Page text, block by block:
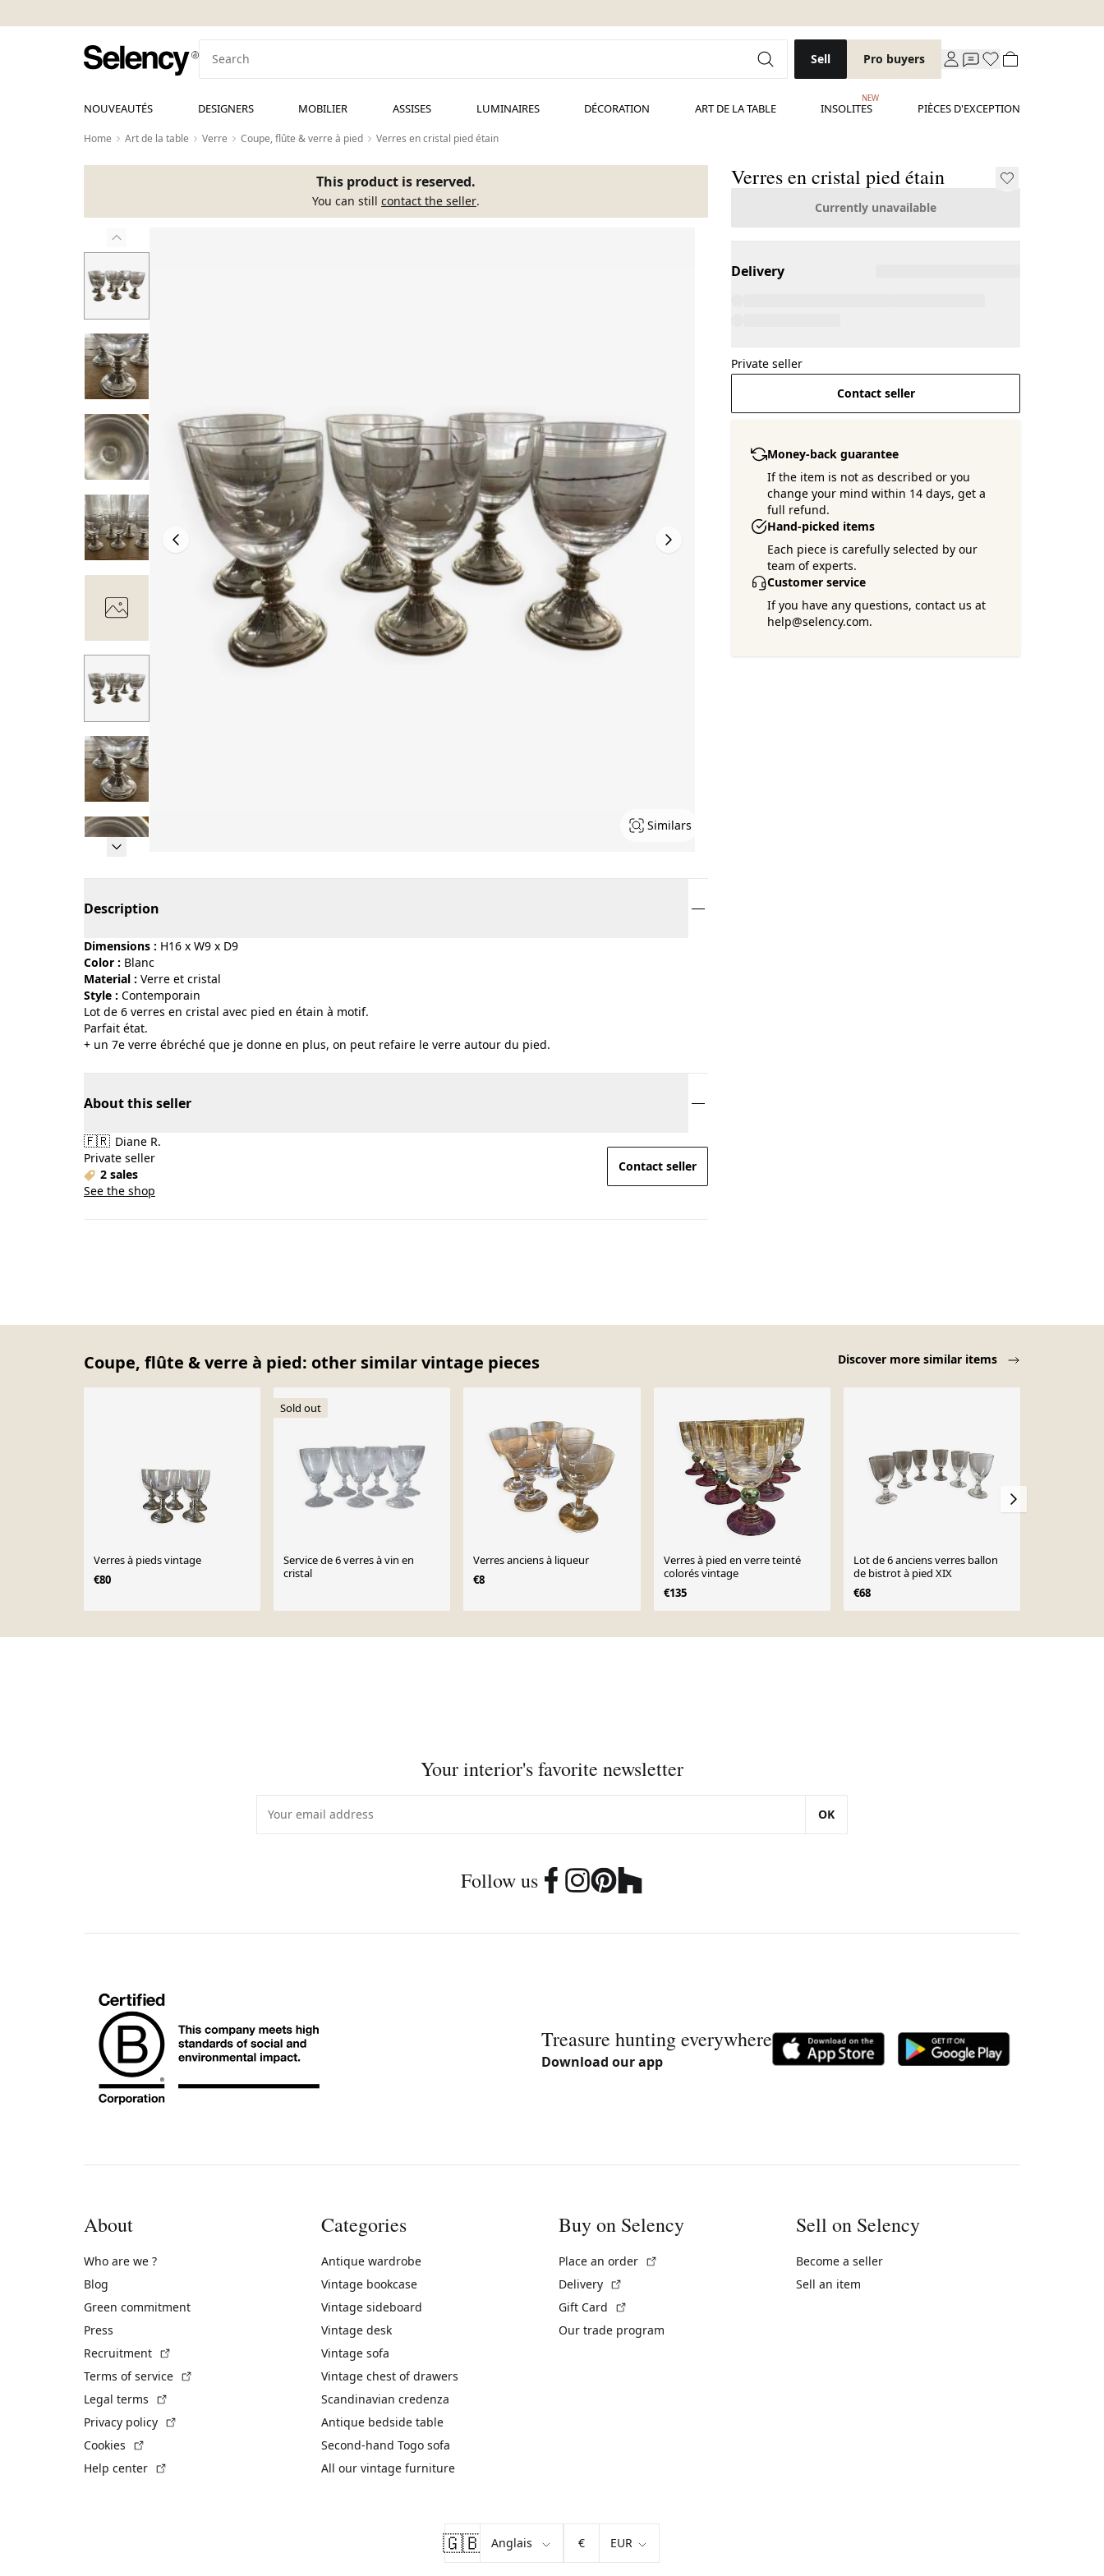
Sell Pro buyers
NOUVEAUTÉS DESIGNERS MOBILIER ASSISES LUMINAIRES DÉCORATION ART DE LA TABLE INSOLITES
NEW
PIÈCES D'EXCEPTION
Home Art de la table Verre Coupe, flûte & verre à pied Verres en cristal pied étain
This product is reserved.
You can still contact the seller.
Similars
Verres en cristal pied étain
Currently unavailable
Delivery
Private seller
Contact seller
Money-back guarantee
If the item is not as described or you
change your mind within 14 days, get a
full refund.
Hand-picked items
Each piece is carefully selected by our
team of experts.
Customer service
If you have any questions, contact us at
help@selency.com.
Description
Dimensions : H16 x W9 x D9
Color :
blanc
Material :
verre et cristal
Style :
contemporain
Lot de 6 verres en cristal avec pied en étain à motif.
Parfait état.
+ un 7e verre ébréché que je donne en plus, on peut refaire le verre autour du pied.
About this seller
🇫🇷 Diane R.
Private seller
2 sales
See the shop
Contact seller
Coupe, flûte & verre à pied: other similar vintage pieces Discover more similar items
Verres à pieds vintage
€80
Sold out
Service de 6 verres à vin en
cristal
Verres anciens à liqueur
€8
Verres à pied en verre teinté
colorés vintage
€135
Lot de 6 anciens verres ballon
de bistrot à pied XIX
€68
Your interior's favorite newsletter
OK
Follow us
Treasure hunting everywhere
Download our app
About
Who are we ?
Blog
Green commitment
Press
Recruitment
Terms of service
Legal terms
Privacy policy
Cookies
Help center
Categories
Antique wardrobe
Vintage bookcase
Vintage sideboard
Vintage desk
Vintage sofa
Vintage chest of drawers
Scandinavian credenza
Antique bedside table
Second-hand Togo sofa
All our vintage furniture
Buy on Selency
Place an order
Delivery
Gift Card
Our trade program
Sell on Selency
Become a seller
Sell an item
🇬🇧 €